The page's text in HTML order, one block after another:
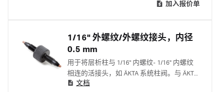
加入报价单
1/16" 外螺纹/外螺纹接头，内径
0.5 mm
用于将层析柱与 1/16" 内螺纹- 1/16" 内螺纹
相连的活接头，如 ÄKTA 系统柱阀。与 ÄKTA
start、ÄKTA go、ÄKTA pure 和 ÄKTA avant 配
文档